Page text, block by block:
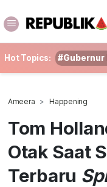
Hot Topics: #Gubernur
Ameera Happening
Tom
Otak Saat
Terbaru